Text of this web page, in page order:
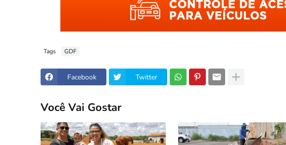
Tags GDF
Facebook Twitter
Você Vai Gostar